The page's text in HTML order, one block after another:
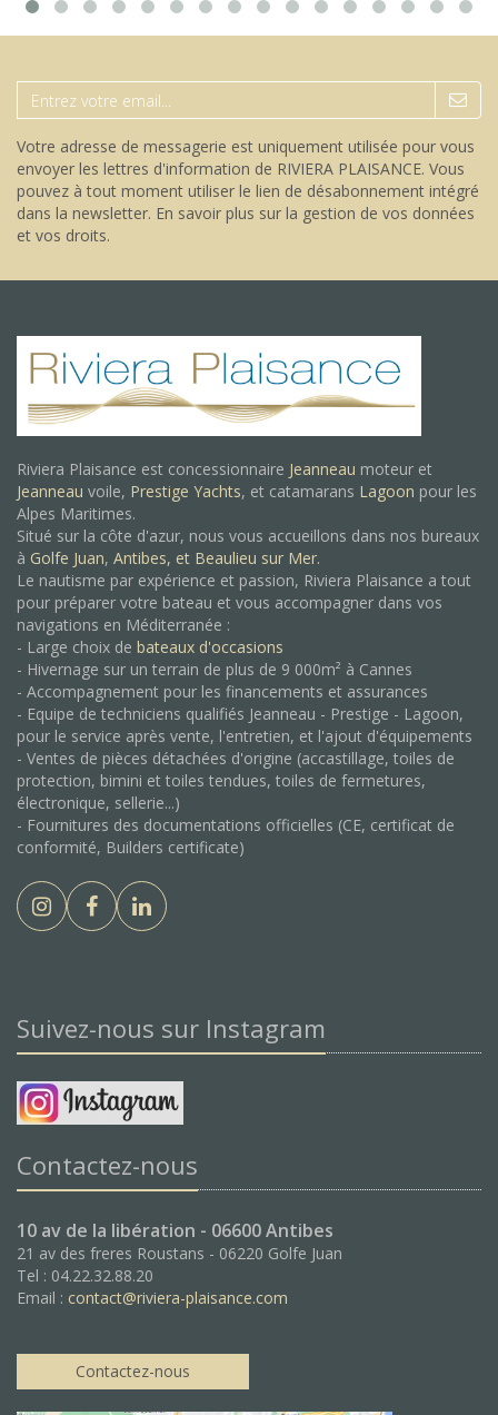
Votre adresse de messagerie est uniquement utilisée pour vous
envoyer les lettres d'information de RIVIERA PLAISANCE. Vous
pouvez à tout moment utiliser le lien de désabonnement intégré
dans la newsletter. En savoir plus sur la gestion de vos données
et vos droits.
Riviera Plaisance est concessionnaire Jeanneau moteur et
Jeanneau voile, Prestige Yachts, et catamarans Lagoon pour les
Alpes Maritimes.
Situé sur la côte d'azur, nous vous accueillons dans nos bureaux
à Golfe Juan, Antibes, et Beaulieu sur Mer.
Le nautisme par expérience et passion, Riviera Plaisance a tout
pour préparer votre bateau et vous accompagner dans vos
navigations en Méditerranée :
- Large choix de bateaux d'occasions
- Hivernage sur un terrain de plus de 9 000m² à Cannes
- Accompagnement pour les financements et assurances
- Equipe de techniciens qualifiés Jeanneau - Prestige - Lagoon,
pour le service après vente, l'entretien, et l'ajout d'équipements
- Ventes de pièces détachées d'origine (accastillage, toiles de
protection, bimini et toiles tendues, toiles de fermetures,
électronique, sellerie...)
- Fournitures des documentations officielles (CE, certificat de
conformité, Builders certificate)
Suivez-nous sur Instagram
Contactez-nous
10 av de la libération - 06600 Antibes
21 av des freres Roustans - 06220 Golfe Juan
Tel : 04.22.32.88.20
Email : contact@riviera-plaisance.com
Contactez-nous